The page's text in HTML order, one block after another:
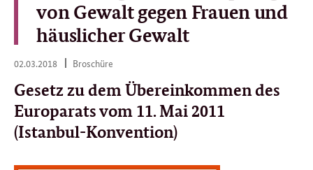
von Gewalt gegen Frauen und
häuslicher Gewalt
02.03.2018 02.
2018
Broschüre
Gesetz zu dem Übereinkommen des
Europarats vom 11. Mai 2011
(Istanbul-Konvention)